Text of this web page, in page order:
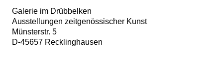
Galerie im Drübbelken
Ausstellungen zeitgenössischer Kunst
Münsterstr. 5
D-45657 Recklinghausen